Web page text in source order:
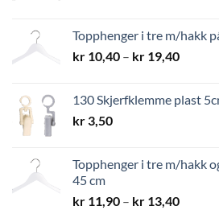
kr 8,40
Topphenger i tre m/hakk
kr 10,40 – kr 19,40
kr
130 Skjerfklemme plast
kr 3,50
Topphenger i tre m/hakk
45 cm
kr 11,90 – kr 13,40